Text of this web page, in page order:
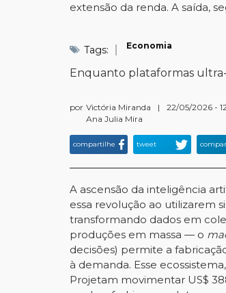
extensão da renda. A saída,
Tags: Economia
Enquanto plataformas
por Victória Miranda
Ana Julia Mira
| 22/05/2026 -
compartilhe tweet
A ascensão da inteligência
essa revolução ao utilizarem
transformando dados em
produções em massa — o
decisões) permite a
à demanda. Esse
Projetam movimentar US$